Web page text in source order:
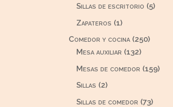
Sillas de escritorio 55
Zapateros 11
producto
Comedor y cocina 250250
Mesa auxiliar 132132
productos
Mesas de comedor 159159
Sillas 22
productos
Sillas de comedor 7373